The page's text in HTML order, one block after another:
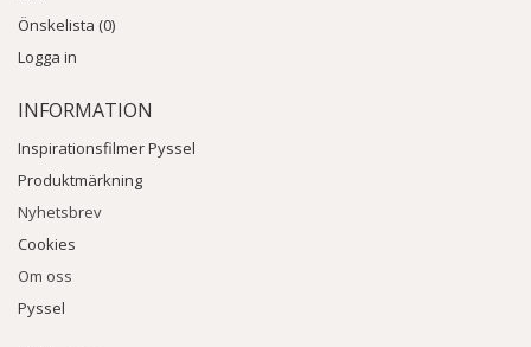
Önskelista (0)
Logga in
INFORMATION
Inspirationsfilmer Pyssel
Produktmärkning
Nyhetsbrev
Cookies
Om oss
Pyssel